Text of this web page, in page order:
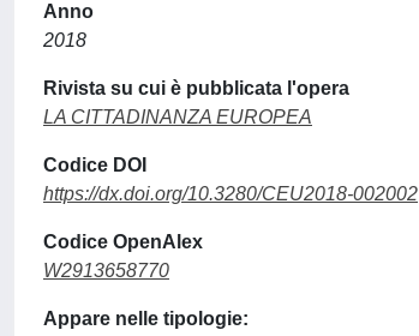
Anno
2018
Rivista su cui è pubblicata l'opera
LA CITTADINANZA EUROPEA
Codice DOI
https://dx.doi.org/10.3280/CEU2018-002002
Codice OpenAlex
W2913658770
Appare nelle tipologie: